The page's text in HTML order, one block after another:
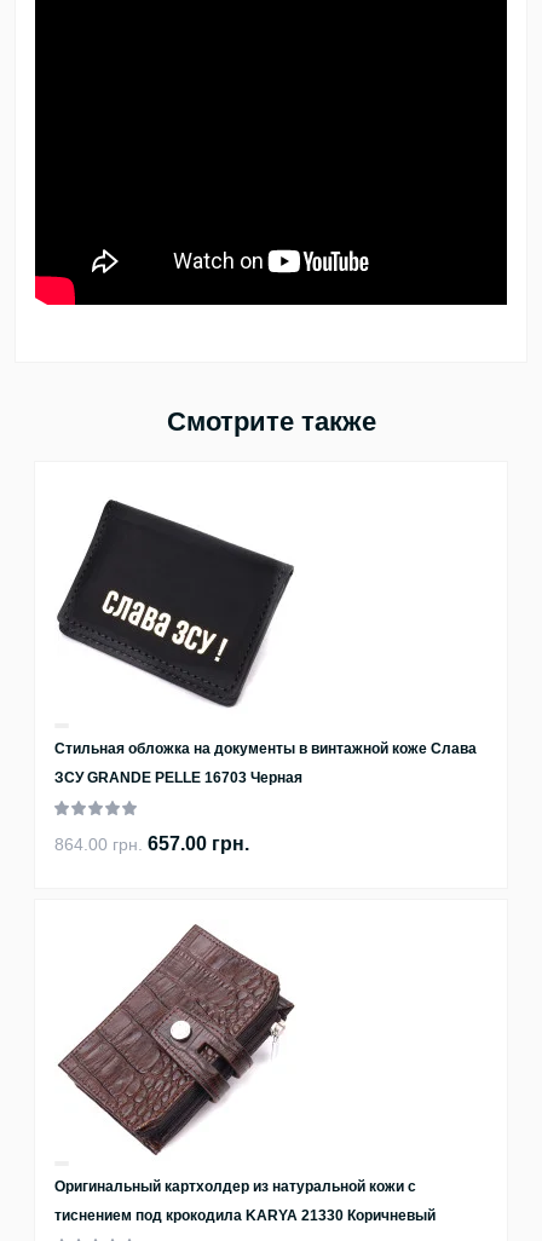
Смотрите также
Стильная обложка на документы в винтажной коже Слава
ЗСУ GRANDE PELLE 16703 Черная
864.00 грн. 657.00 грн.
Оригинальный картхолдер из натуральной кожи с
тиснением под крокодила KARYA 21330 Коричневый